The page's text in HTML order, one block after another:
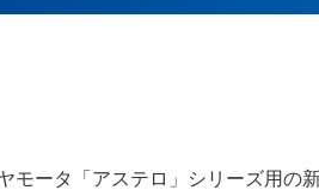
ータ「アステロ」シリーズ用の